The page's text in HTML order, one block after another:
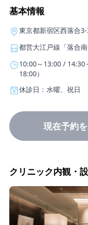
基本情報
東京都新宿区西落合
都営大江戸線「落合
10:00～13:00 / 14:30
18:00）
休診日：水曜、祝日
現在予約
クリニック内観・